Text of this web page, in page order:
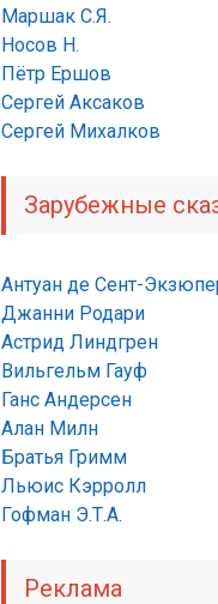
Маршак С.Я.
Носов Н.
Пётр Ершов
Сергей Аксаков
Сергей Михалков
Зарубежные
Антуан де Сент-
Джанни Родари
Астрид Линдгрен
Вильгельм Гауф
Ганс Андерсен
Алан Милн
Братья Гримм
Льюис Кэрролл
Гофман Э.Т.А.
Реклама